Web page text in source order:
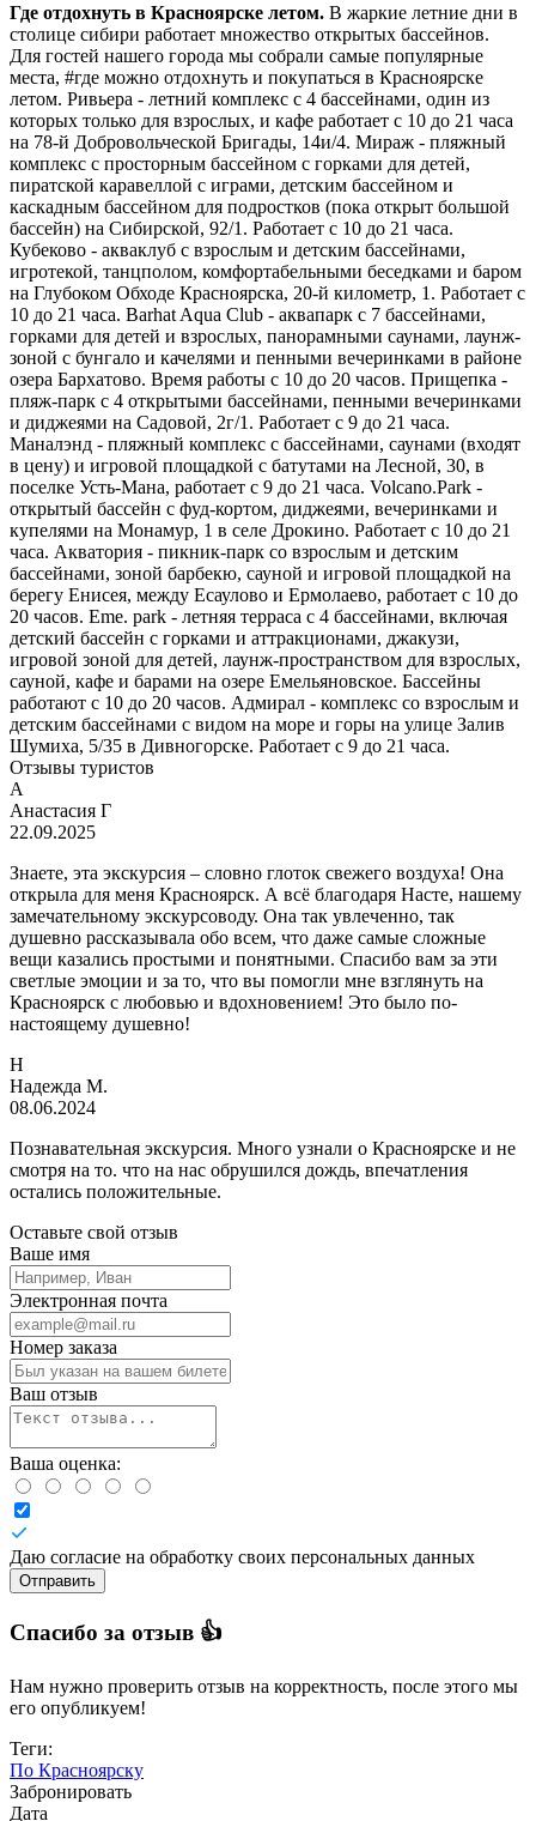
Где отдохнуть в Красноярске летом. В жаркие летние дни в
столице сибири работает множество открытых бассейнов.
Для гостей нашего города мы собрали самые популярные
места, #где можно отдохнуть и покупаться в Красноярске
летом. Ривьера - летний комплекс с 4 бассейнами, один из
которых только для взрослых, и кафе работает с 10 до 21 часа
на 78-й Добровольческой Бригады, 14и/4. Мираж - пляжный
комплекс с просторным бассейном с горками для детей,
пиратской каравеллой с играми, детским бассейном и
каскадным бассейном для подростков (пока открыт большой
бассейн) на Сибирской, 92/1. Работает с 10 до 21 часа.
Кубеково - акваклуб с взрослым и детским бассейнами,
игротекой, танцполом, комфортабельными беседками и баром
на Глубоком Обходе Красноярска, 20-й километр, 1. Работает с
10 до 21 часа. Barhat Aqua Club - аквапарк с 7 бассейнами,
горками для детей и взрослых, панорамными саунами, лаунж-
зоной с бунгало и качелями и пенными вечеринками в районе
озера Бархатово. Время работы с 10 до 20 часов. Прищепка -
пляж-парк с 4 открытыми бассейнами, пенными вечеринками
и диджеями на Садовой, 2г/1. Работает с 9 до 21 часа.
Маналэнд - пляжный комплекс с бассейнами, саунами (входят
в цену) и игровой площадкой с батутами на Лесной, 30, в
поселке Усть-Мана, работает с 9 до 21 часа. Volcano.Park -
открытый бассейн с фуд-кортом, диджеями, вечеринками и
купелями на Монамур, 1 в селе Дрокино. Работает с 10 до 21
часа. Акватория - пикник-парк со взрослым и детским
бассейнами, зоной барбекю, сауной и игровой площадкой на
берегу Енисея, между Есаулово и Ермолаево, работает с 10 до
20 часов. Eme. park - летняя терраса с 4 бассейнами, включая
детский бассейн с горками и аттракционами, джакузи,
игровой зоной для детей, лаунж-пространством для взрослых,
сауной, кафе и барами на озере Емельяновское. Бассейны
работают с 10 до 20 часов. Адмирал - комплекс со взрослым и
детским бассейнами с видом на море и горы на улице Залив
Шумиха, 5/35 в Дивногорске. Работает с 9 до 21 часа.
Отзывы туристов
А
Анастасия Г
22.09.2025
Знаете, эта экскурсия – словно глоток свежего воздуха! Она
открыла для меня Красноярск. А всё благодаря Насте, нашему
замечательному экскурсоводу. Она так увлеченно, так
душевно рассказывала обо всем, что даже самые сложные
вещи казались простыми и понятными. Спасибо вам за эти
светлые эмоции и за то, что вы помогли мне взглянуть на
Красноярск с любовью и вдохновением! Это было по-
настоящему душевно!
Н
Надежда М.
08.06.2024
Познавательная экскурсия. Много узнали о Красноярске и не
смотря на то. что на нас обрушился дождь, впечатления
остались положительные.
Оставьте свой отзыв
Ваше имя
Электронная почта
Номер заказа
Ваш отзыв
Ваша оценка:
Даю согласие на обработку своих персональных данных
Отправить
Спасибо за отзыв 👍
Нам нужно проверить отзыв на корректность, после этого мы
его опубликуем!
Теги:
По Красноярску
Забронировать
Дата